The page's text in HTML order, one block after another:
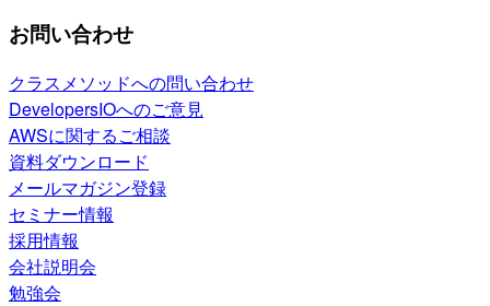
お問い合わせ
クラスメソッドへの問い合わせ
DevelopersIOへのご意見
AWSに関するご相談
資料ダウンロード
メールマガジン登録
セミナー情報
採用情報
会社説明会
勉強会